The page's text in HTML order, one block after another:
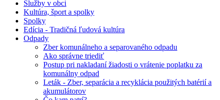
Služby v obci
Kultúra, šport a spolky
Spolky
Edícia - Tradičná ľudová kultúra
Odpady
Zber komunálneho a separovaného odpadu
Ako správne triediť
Postup pri nakladaní žiadosti o vrátenie poplatku za
komunálny odpad
Leták - Zber, separácia a recyklácia použitých batérií a
akumulátorov